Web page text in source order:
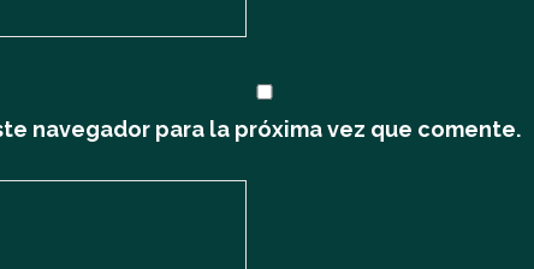
navegador para la próxima vez que comente.